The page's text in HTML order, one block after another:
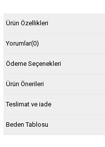
Ürün Özellikleri
Yorumlar(0)
Ödeme Seçenekleri
Ürün Önerileri
Teslimat ve iade
Beden Tablosu